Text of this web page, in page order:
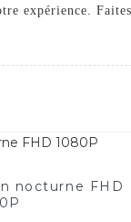
expérience.
nocturne FHD